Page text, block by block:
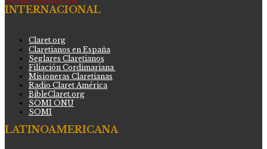
INTERNACIONAL
Claret.org
Claretianos en España
Seglares Claretianos
Filiación Cordimariana
Misioneras Claretianas
Radio Claret América
BibleClaret.org
SOMI ONU
SOMI
LATINOAMERICANA